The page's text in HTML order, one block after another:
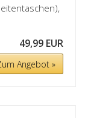
49,99 EUR
Angebot »